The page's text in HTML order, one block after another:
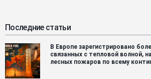
Последние статьи
В Европе зарегистрировано
связанных с тепловой волной,
лесных пожаров по всему